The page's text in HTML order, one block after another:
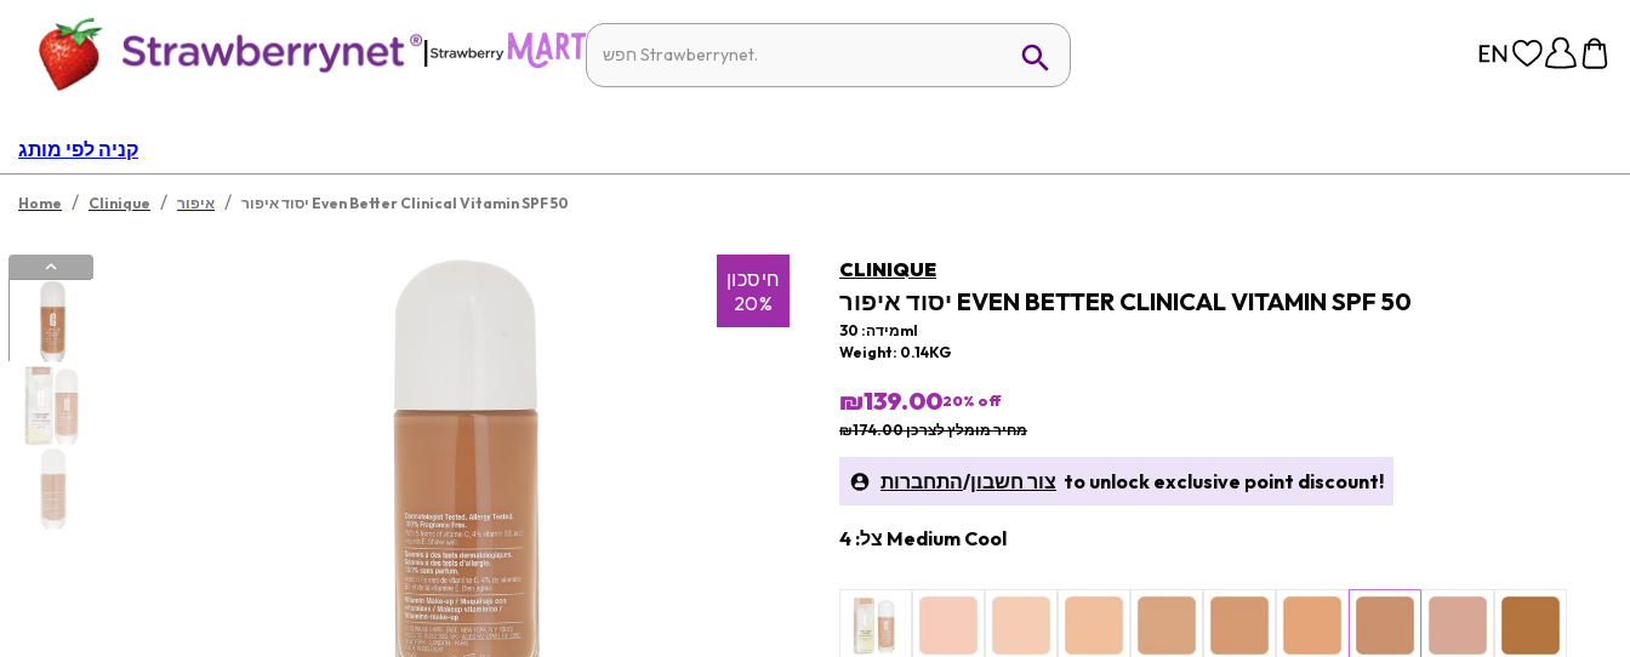
|
קניה לפי מותג
Home / Clinique / איפור / יסוד איפור Even Better Clinical Vitamin SPF 50
חיסכון
20%
CLINIQUE
יסוד איפור EVEN BETTER CLINICAL VITAMIN SPF 50
מידה: 30ml
Weight: 0.14KG
₪139.0020% off
מחיר מומלץ לצרכן ₪174.00
התחברות/צור חשבון to unlock exclusive point discount!
צל: 4 Medium Cool